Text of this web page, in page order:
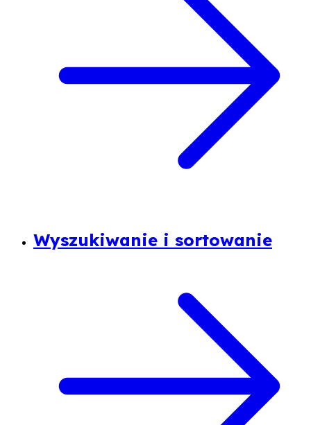
Wyszukiwanie i sortowanie